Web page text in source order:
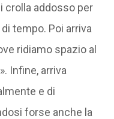
crolla addosso per
tempo. Poi arriva
ridiamo spazio al
Infine, arriva
e di
forse anche la